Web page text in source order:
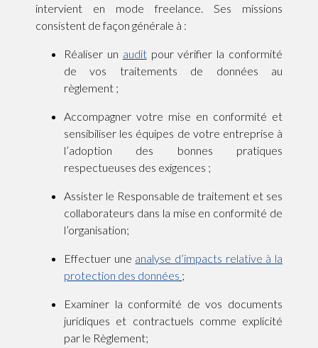
intervient en mode freelance. Ses missions
consistent de façon générale à :
Réaliser un auditpour vérifier la conformité
de vos traitements de données au
règlement ;
Accompagner votre mise en conformité et
sensibiliser les équipes de votre entreprise à
l’adoption des bonnes pratiques
respectueuses des exigences ;
Assister le Responsable de traitement et ses
collaborateurs dans la mise en conformité de
l’organisation;
Effectuer une analyse d’impacts relative à la
protection des données ;
Examiner la conformité de vos documents
juridiques et contractuels comme explicité
par le Règlement;